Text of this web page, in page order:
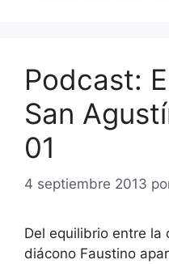
Podcast:
San
01
4 septiembre 2013
Del equilibrio entre la
diácono Faustino